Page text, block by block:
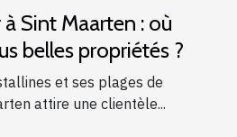
Sint Maarten : où
belles propriétés ?
et ses plages de
attire une clientèle...